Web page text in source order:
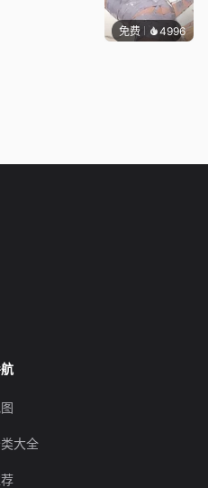
免费 4996
大全